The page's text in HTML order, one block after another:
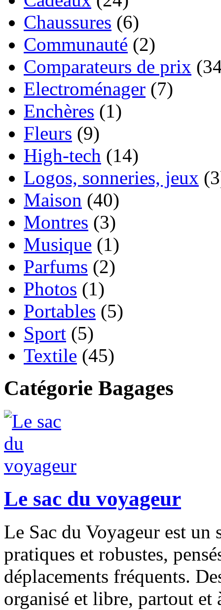
Chaussures (6)
Communauté (2)
Comparateurs de prix
Electroménager (7)
Enchères (1)
Fleurs (9)
High-tech (14)
Logos, sonneries, jeux
Maison (40)
Montres (3)
Musique (1)
Parfums (2)
Photos (1)
Portables (5)
Sport (5)
Textile (45)
Catégorie Bagages
Le sac du voyageur
Le Sac du Voyageur est un
pratiques et robustes,
déplacements fréquents.
organisé et libre, partout et